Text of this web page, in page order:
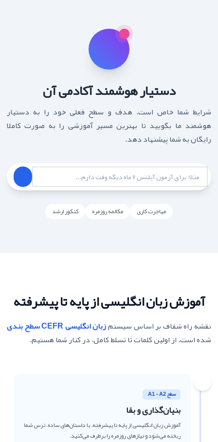
دستیار هوشمند آکادمی آن
شرایط شما خاص است. هدف و سطح فعلی خود را به دستیار
هوشمند ما بگویید تا بهترین مسیر آموزشی را به صورت کاملا
رایگان به شما پیشنهاد دهد.
مهاجرت کاری مکالمه روزمره کنکور ارشد
آموزش زبان انگلیسی از پایه تا پیشرفته
نقشه راه شفاف بر اساس سیستمزبان انگلیسی CEFR سطح بندی
شده است. از اولین کلمات تا تسلط کامل، در کنار شما هستیم.
سطح A1 - A2
بنیان‌گذاری و بقا
آموزش زبان انگلیسی از پایه تا پیشرفته. با داستان‌های ساده، ترس شما
ریخته می‌شود و نیازهای روزمره را برطرف می‌کنید.